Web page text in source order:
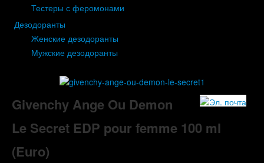
Тестеры с феромонами
Дезодоранты
Женские дезодоранты
Мужские дезодоранты
Givenchy Ange Ou Demon
Le Secret EDP pour femme 100 ml
(Euro)